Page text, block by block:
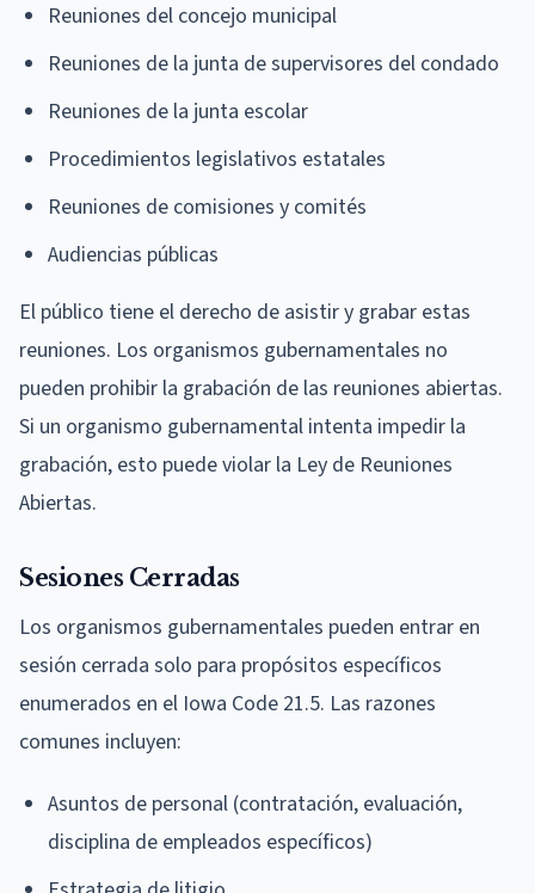
Reuniones del concejo municipal
Reuniones de la junta de supervisores del condado
Reuniones de la junta escolar
Procedimientos legislativos estatales
Reuniones de comisiones y comités
Audiencias públicas
El público tiene el derecho de asistir y grabar estas
reuniones. Los organismos gubernamentales no
pueden prohibir la grabación de las reuniones abiertas.
Si un organismo gubernamental intenta impedir la
grabación, esto puede violar la Ley de Reuniones
Abiertas.
Sesiones Cerradas
Los organismos gubernamentales pueden entrar en
sesión cerrada solo para propósitos específicos
enumerados en el Iowa Code 21.5. Las razones
comunes incluyen:
Asuntos de personal (contratación, evaluación,
disciplina de empleados específicos)